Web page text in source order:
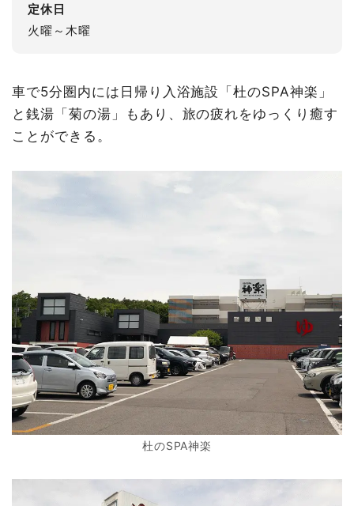
定休日
火曜～木曜
車で5分圏内には日帰り入浴施設「杜のSPA神楽」
と銭湯「菊の湯」もあり、旅の疲れをゆっくり癒す
ことができる。
杜のSPA神楽